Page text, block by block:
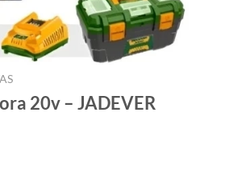
20v – JADEVER